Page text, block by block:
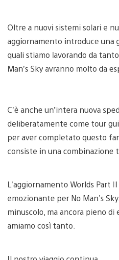
Oltre a nuovi sistemi solari e
aggiornamento introduce una
quali stiamo lavorando da
Man’s Sky avranno molto da
C’è anche un’intera nuova
deliberatamente come tour
per aver completato questo
consiste in una combinazione
L’aggiornamento Worlds Part
emozionante per No Man’s
minuscolo, ma ancora pieno
amiamo così tanto.